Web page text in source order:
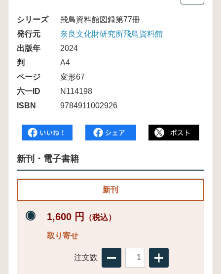
シリーズ
飛鳥資料館図録第77冊
発行元
奈良文化財研究所飛鳥資料館
出版年
2024
判
A4
ページ
変形67
六一ID
N114198
ISBN
9784911002926
新刊・電子書籍
新刊
1,600 円 （税込）
取り寄せ
注文数